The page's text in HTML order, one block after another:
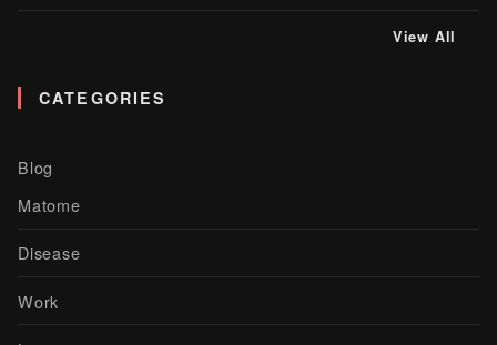
View All
CATEGORIES
Blog
Matome
Disease
Work